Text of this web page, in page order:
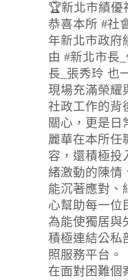
🏆新北市績優
恭喜本所 #社
年新北市政府
由 #新北市長
長_張秀玲 也
現場充滿榮耀
社政工作的背
關心，更是日
麗華在本所任
容，還積極投
緒激動的陳情
能沉著應對、
心幫助每一位
為能使獨居與
積極連結公私
照服務平台。
在面對困難個